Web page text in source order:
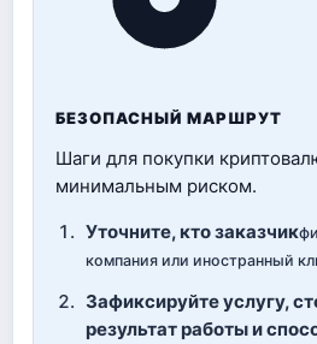
БЕЗОПАСНЫЙ МАРШРУТ
Шаги для покупки
минимальным риском.
Уточните, кто заказчик
компания или иностранный
Зафиксируйте услугу,
результат работы и